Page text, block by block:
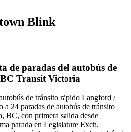
Blink
de paradas del autobús de
Transit Victoria
de tránsito rápido Langford /
24 paradas de autobús de tránsito
BC, con primera salida desde
parada en Legislature Exch.